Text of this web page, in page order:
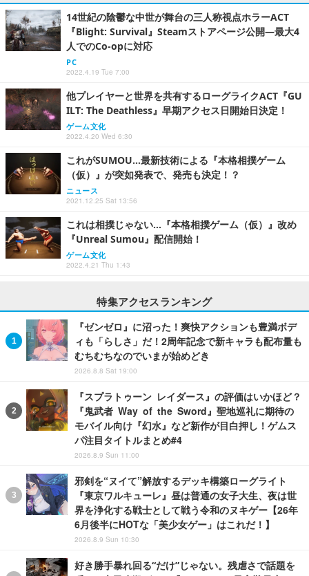
14世紀の陰鬱な中世が舞台の三人称視点ホラーACT
『Blight: Survival』Steamストアページ公開―最大4
人でのCo-opに対応
PC
2022.4.19 Tue 7:00
他プレイヤーと世界を共有するローグライクACT『GU
ILT: The Deathless』早期アクセス日開始日決定！
ゲーム文化
2022.4.20 Wed 6:30
これがSUMOU…最新技術による『本格相撲ゲーム
（仮）』が突如発表で、発売も決定！？
ニュース
2021.12.25 Sat 13:56
これは相撲じゃない…『本格相撲ゲーム（仮）』改め
『Unreal Sumou』配信開始！
ゲーム文化
2022.4.21 Thu 1:43
特集アクセスランキング
『ゼンゼロ』に沼った！爽快アクションも豊満ボデ
ィも「らしさ」だ！2周年記念で新キャラも配布量も
むちむちなのでいまが始めどき
2026.8.8 Sat 19:00
『スプラトゥーン レイダース』の評価はいかほど？
『鬼武者 Way of the Sword』聖地巡礼に期待の
モバイル向け『幻水』など新作が目白押し！ゲムス
パ注目タイトルまとめ#4
2026.8.9 Sun 11:00
邪剣を“ヌイて”解放するデッキ構築ローグライト
『東京ワルキューレ』昼は普通の女子大生、夜は世
界を浄化する戦士として戦う令和のヌキゲー【26年
6月後半にHOTな「美少女ゲー」はこれだ！】
2026.8.9 Sun 10:30
好き勝手暴れ回る“だけ”じゃない。残虐さで話題を